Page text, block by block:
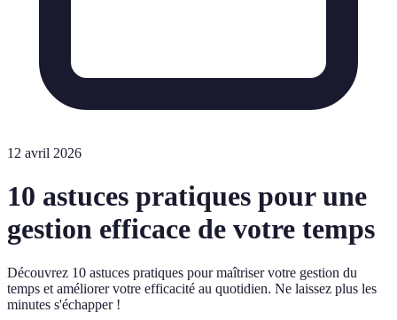
12 avril 2026
10 astuces pratiques pour une
gestion efficace de votre temps
Découvrez 10 astuces pratiques pour maîtriser votre gestion du
temps et améliorer votre efficacité au quotidien. Ne laissez plus les
minutes s'échapper !